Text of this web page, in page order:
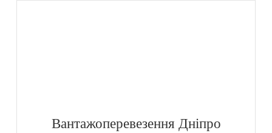
Вантажоперевезення Дніпро